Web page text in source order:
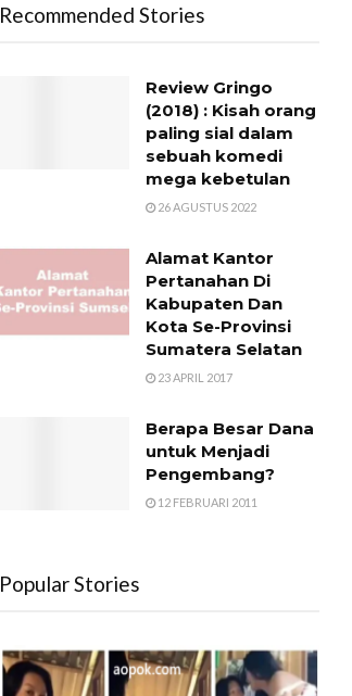
Recommended Stories
Review Gringo
(2018) : Kisah orang
paling sial dalam
sebuah komedi
mega kebetulan
26 AGUSTUS 2022
Alamat Kantor
Pertanahan Di
Kabupaten Dan
Kota Se-Provinsi
Sumatera Selatan
23 APRIL 2017
Berapa Besar Dana
untuk Menjadi
Pengembang?
12 FEBRUARI 2011
Popular Stories